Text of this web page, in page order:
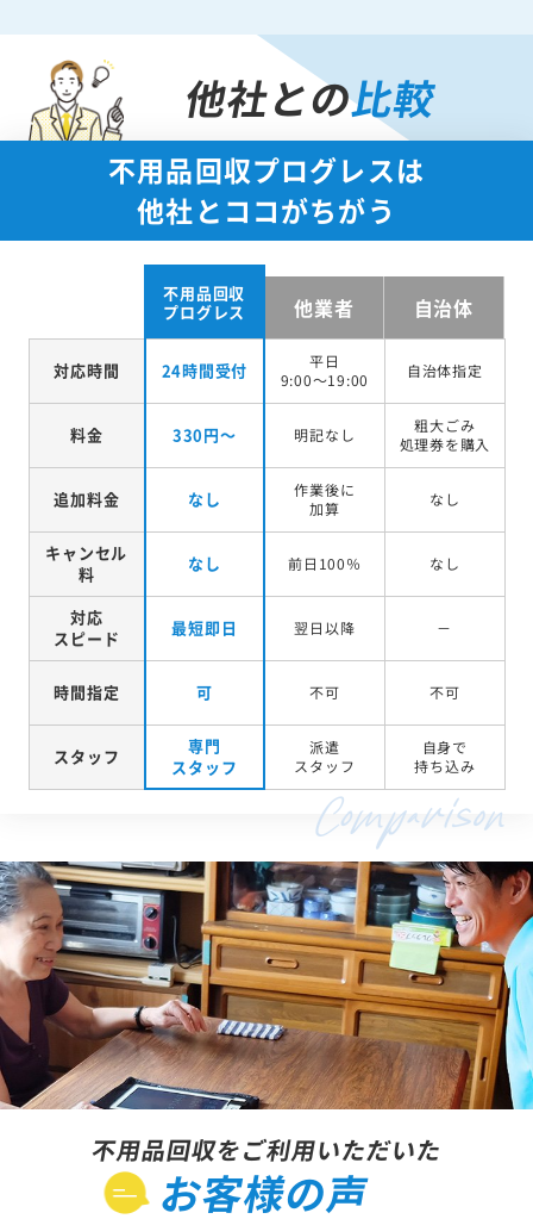
他社との比較
不用品回収プログレスは
他社とココがちがう
不用品回収
プログレス
他業者 自治体
対応時間 24時間受付
平日
9:00～19:00
自治体指定
料金 330円～ 明記なし
粗大ごみ
処理券を購入
追加料金 なし
作業後に
加算
なし
キャンセル
料
なし 前日100％ なし
対応
スピード
最短即日 翌日以降 －
時間指定 可 不可 不可
スタッフ
専門
スタッフ
派遣
スタッフ
自身で
持ち込み
不用品回収をご利用いただいた
お客様の声